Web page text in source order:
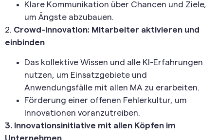
Klare Kommunikation über Chancen und Ziele,
um Ängste abzubauen.
2. Crowd-Innovation: Mitarbeiter aktivieren und
einbinden
Das kollektive Wissen und alle KI-Erfahrungen
nutzen, um Einsatzgebiete und
Anwendungsfälle mit allen MA zu erarbeiten.
Förderung einer offenen Fehlerkultur, um
Innovationen voranzutreiben.
3. Innovationsinitiative mit allen Köpfen im
Unternehmen